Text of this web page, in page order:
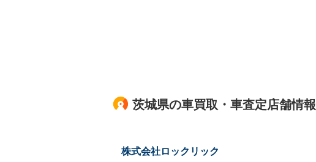
茨城県の車買取・車査定店舗情報
株式会社ロックリック